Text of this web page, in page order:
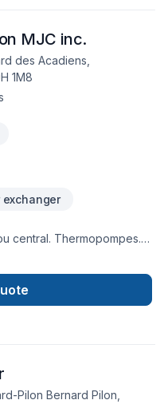
MJC inc.
des Acadiens,
1M8
central. Thermopompes.
Pilon Bernard Pilon,